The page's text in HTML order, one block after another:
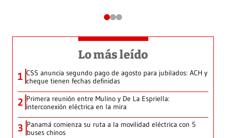
Lo más leído
1 CSS anuncia segundo pago de agosto para jubilados: ACH y
cheque tienen fechas definidas
2 Primera reunión entre Mulino y De La Espriella:
interconexión eléctrica en la mira
3 Panamá comienza su ruta a la movilidad eléctrica con 5
buses chinos